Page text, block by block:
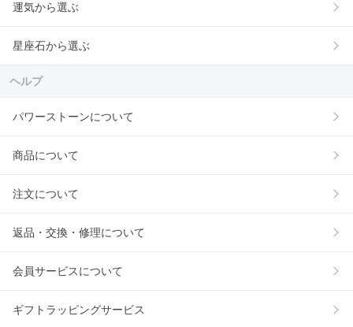
運気から選ぶ
星座石から選ぶ
ヘルプ
パワーストーンについて
商品について
注文について
返品・交換・修理について
会員サービスについて
ギフトラッピングサービス